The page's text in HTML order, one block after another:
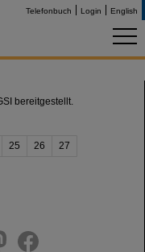
Telefonbuch Login English
bereitgestellt.
25 26 27